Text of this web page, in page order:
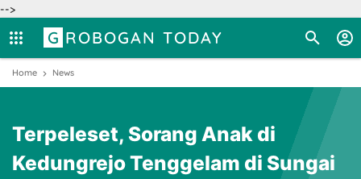
-->
GROBOGAN TODAY
Home News
Terpeleset, Sorang Anak di
Kedungrejo Tenggelam di Sungai